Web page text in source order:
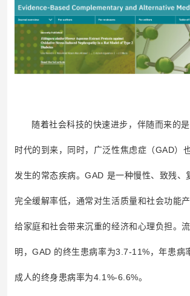
随着社会科技的快速进步，伴随而来的
时代的到来，同时，广泛性焦虑症（GAD）
发生的常态疾病。GAD 是一种慢性、致残、
完全缓解率低，通常对生活质量和社会功能
给家庭和社会带来沉重的经济和心理负担。
明，GAD 的终生患病率为3.7-11%，年患病
成人的终身患病率为4.1%-6.6%。